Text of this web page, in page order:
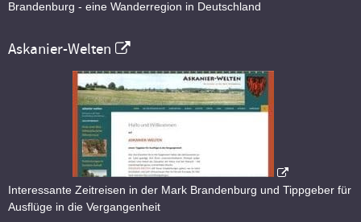
Brandenburg - eine Wanderregion in Deutschland
Askanier-Welten
Interessante Zeitreisen in der Mark Brandenburg und Tippgeber für
Ausflüge in die Vergangenheit